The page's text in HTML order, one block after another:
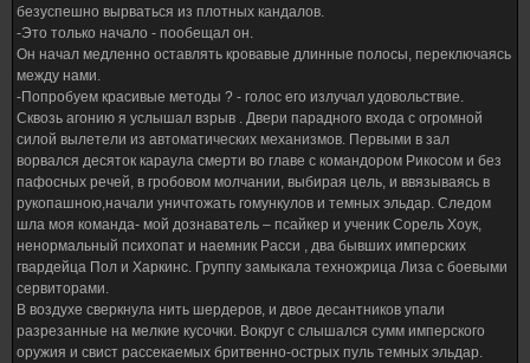
безуспешно вырваться из плотных кандалов.
-Это только начало - пообещал он.
Он начал медленно оставлять кровавые длинные полосы, переключаясь
между нами.
-Попробуем красивые методы ? - голос его излучал удовольствие.
Сквозь агонию я услышал взрыв . Двери парадного входа с огромной
силой вылетели из автоматических механизмов. Первыми в зал
ворвался десяток караула смерти во главе с командором Рикосом и без
пафосных речей, в гробовом молчании, выбирая цель, и ввязываясь в
рукопашною,начали уничтожать гомункулов и темных эльдар. Следом
шла моя команда- мой дознаватель – псайкер и ученик Сорель Хоук,
ненормальный психопат и наемник Расси , два бывших имперских
гвардейца Пол и Харкинс. Группу замыкала техножрица Лиза с боевыми
сервиторами.
В воздухе сверкнула нить шердеров, и двое десантников упали
разрезанные на мелкие кусочки. Вокруг с слышался сумм имперского
оружия и свист рассекаемых бритвенно-острых пуль темных эльдар.